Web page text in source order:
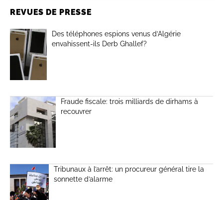
REVUES DE PRESSE
Des téléphones espions venus d’Algérie
envahissent-ils Derb Ghallef?
Fraude fiscale: trois milliards de dirhams à
recouvrer
Tribunaux à l’arrêt: un procureur général tire la
sonnette d’alarme